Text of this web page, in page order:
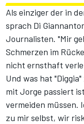
Als einziger der in
sprach Di
Journalisten. "Mir
Schmerzen im
nicht ernsthaft
Und was hat
mit Jorge passiert
vermeiden müssen.
zu mir selbst, wir